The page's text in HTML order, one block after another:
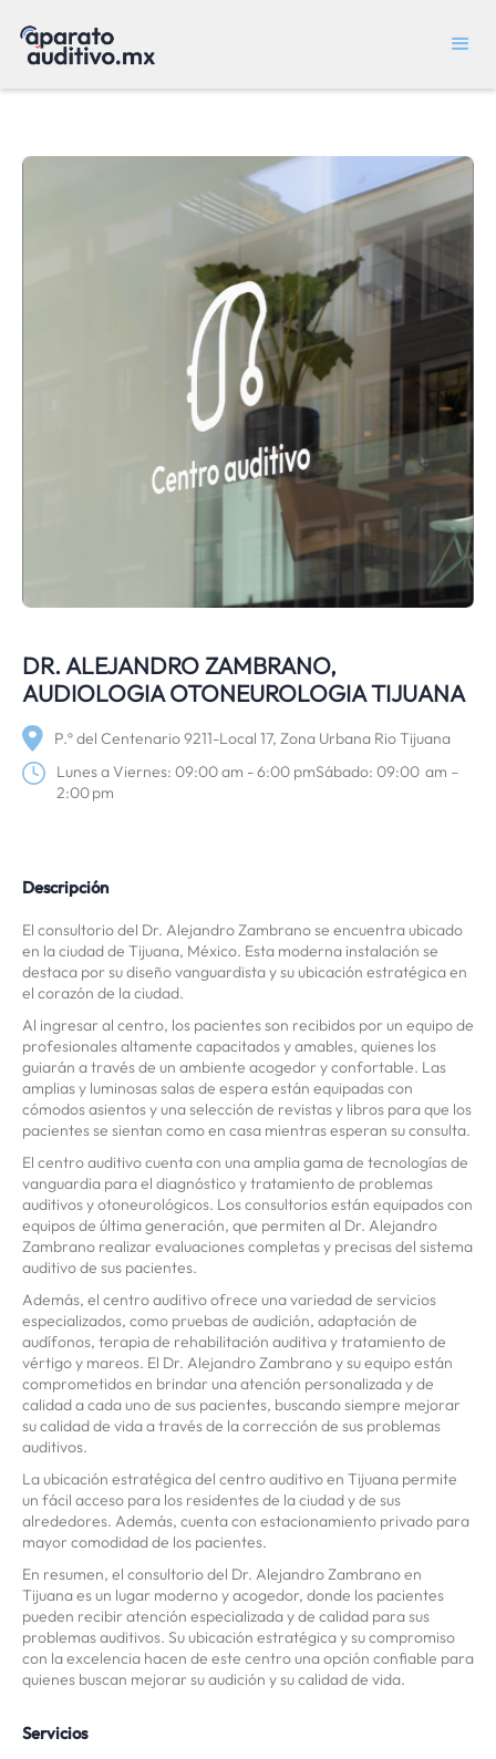
DR. ALEJANDRO ZAMBRANO,
AUDIOLOGIA OTONEUROLOGIA TIJUANA
P.º del Centenario 9211-Local 17, Zona Urbana Rio Tijuana
Lunes a Viernes: 09:00 am - 6:00 pmSábado: 09:00 am –
2:00 pm
Descripción
El consultorio del Dr. Alejandro Zambrano se encuentra ubicado
en la ciudad de Tijuana, México. Esta moderna instalación se
destaca por su diseño vanguardista y su ubicación estratégica en
el corazón de la ciudad.
Al ingresar al centro, los pacientes son recibidos por un equipo de
profesionales altamente capacitados y amables, quienes los
guiarán a través de un ambiente acogedor y confortable. Las
amplias y luminosas salas de espera están equipadas con
cómodos asientos y una selección de revistas y libros para que los
pacientes se sientan como en casa mientras esperan su consulta.
El centro auditivo cuenta con una amplia gama de tecnologías de
vanguardia para el diagnóstico y tratamiento de problemas
auditivos y otoneurológicos. Los consultorios están equipados con
equipos de última generación, que permiten al Dr. Alejandro
Zambrano realizar evaluaciones completas y precisas del sistema
auditivo de sus pacientes.
Además, el centro auditivo ofrece una variedad de servicios
especializados, como pruebas de audición, adaptación de
audífonos, terapia de rehabilitación auditiva y tratamiento de
vértigo y mareos. El Dr. Alejandro Zambrano y su equipo están
comprometidos en brindar una atención personalizada y de
calidad a cada uno de sus pacientes, buscando siempre mejorar
su calidad de vida a través de la corrección de sus problemas
auditivos.
La ubicación estratégica del centro auditivo en Tijuana permite
un fácil acceso para los residentes de la ciudad y de sus
alrededores. Además, cuenta con estacionamiento privado para
mayor comodidad de los pacientes.
En resumen, el consultorio del Dr. Alejandro Zambrano en
Tijuana es un lugar moderno y acogedor, donde los pacientes
pueden recibir atención especializada y de calidad para sus
problemas auditivos. Su ubicación estratégica y su compromiso
con la excelencia hacen de este centro una opción confiable para
quienes buscan mejorar su audición y su calidad de vida.
Servicios